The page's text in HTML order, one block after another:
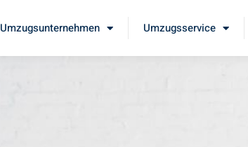
Umzugsunternehmen Umzugsservice